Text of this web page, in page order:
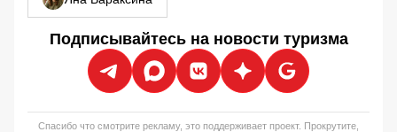
Подписывайтесь на новости туризма
Спасибо что смотрите рекламу, это поддерживает проект. Прокрутите,